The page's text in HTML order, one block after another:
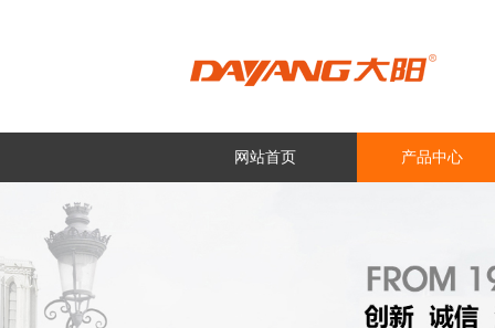
网站首页 产品中心